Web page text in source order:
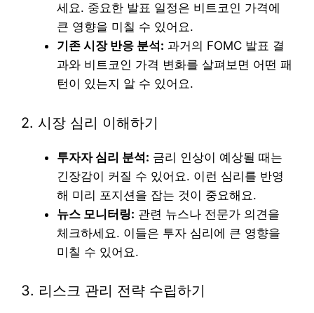
세요. 중요한 발표 일정은 비트코인 가격에
큰 영향을 미칠 수 있어요.
기존 시장 반응 분석: 과거의 FOMC 발표 결
과와 비트코인 가격 변화를 살펴보면 어떤 패
턴이 있는지 알 수 있어요.
2. 시장 심리 이해하기
투자자 심리 분석: 금리 인상이 예상될 때는
긴장감이 커질 수 있어요. 이런 심리를 반영
해 미리 포지션을 잡는 것이 중요해요.
뉴스 모니터링: 관련 뉴스나 전문가 의견을
체크하세요. 이들은 투자 심리에 큰 영향을
미칠 수 있어요.
3. 리스크 관리 전략 수립하기